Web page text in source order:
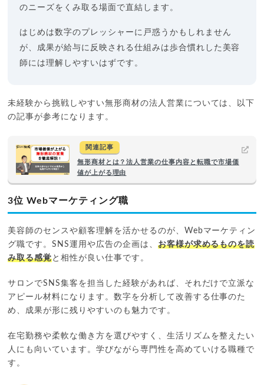
のニーズをくみ取る場面で直結します。
はじめは数字のプレッシャーに戸惑うかもしれません
が、成果が給与に反映される仕組みは歩合慣れした美容
師には理解しやすいはずです。
未経験から挑戦しやすい無形商材の法人営業については、以下
の記事が参考になります。
関連記事
無形商材とは？法人営業の仕事内容と転職で市場価
値が上がる理由
3位 Webマーケティング職
美容師のセンスや顧客理解を活かせるのが、Webマーケティン
グ職です。SNS運用や広告の企画は、 お客様が求めるものを読
み取る感覚と相性が良い仕事です。
サロンでSNS集客を担当した経験があれば、それだけで立派な
アピール材料になります。数字を分析して改善する仕事のた
め、成果が形に残りやすいのも魅力です。
在宅勤務や柔軟な働き方を選びやすく、生活リズムを整えたい
人にも向いています。学びながら専門性を高めていける職種で
す。